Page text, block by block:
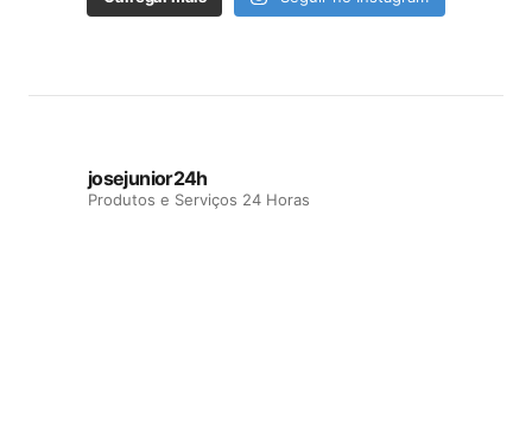
josejunior24h
Produtos e Serviços 24 Horas